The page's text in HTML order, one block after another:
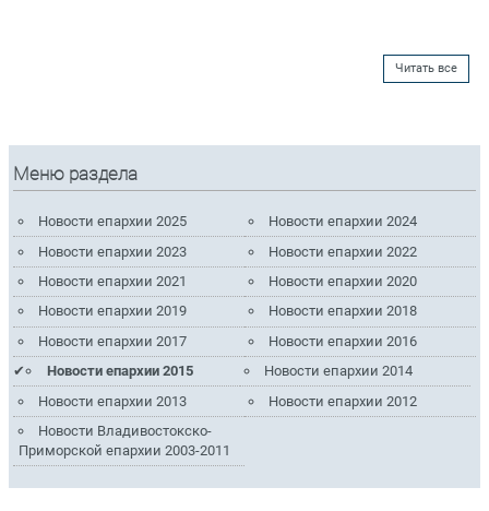
Читать все
Меню раздела
Новости епархии 2025
Новости епархии 2024
Новости епархии 2023
Новости епархии 2022
Новости епархии 2021
Новости епархии 2020
Новости епархии 2019
Новости епархии 2018
Новости епархии 2017
Новости епархии 2016
Новости епархии 2015
Новости епархии 2014
Новости епархии 2013
Новости епархии 2012
Новости Владивостокско-
Приморской епархии 2003-2011